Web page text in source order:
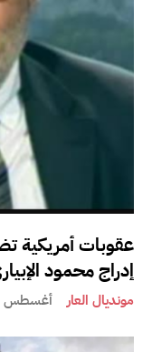
عقوبات أمريكية
إدراج محمود
مونديال العار أغسطس 10, 2026